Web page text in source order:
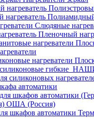
Полиамидный
Слюдяные
Пленочный
автоматики
ОША (Россия)